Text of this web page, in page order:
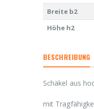
Breite b2
Höhe h2
BESCHREIBUNG
Schäkel aus
mit